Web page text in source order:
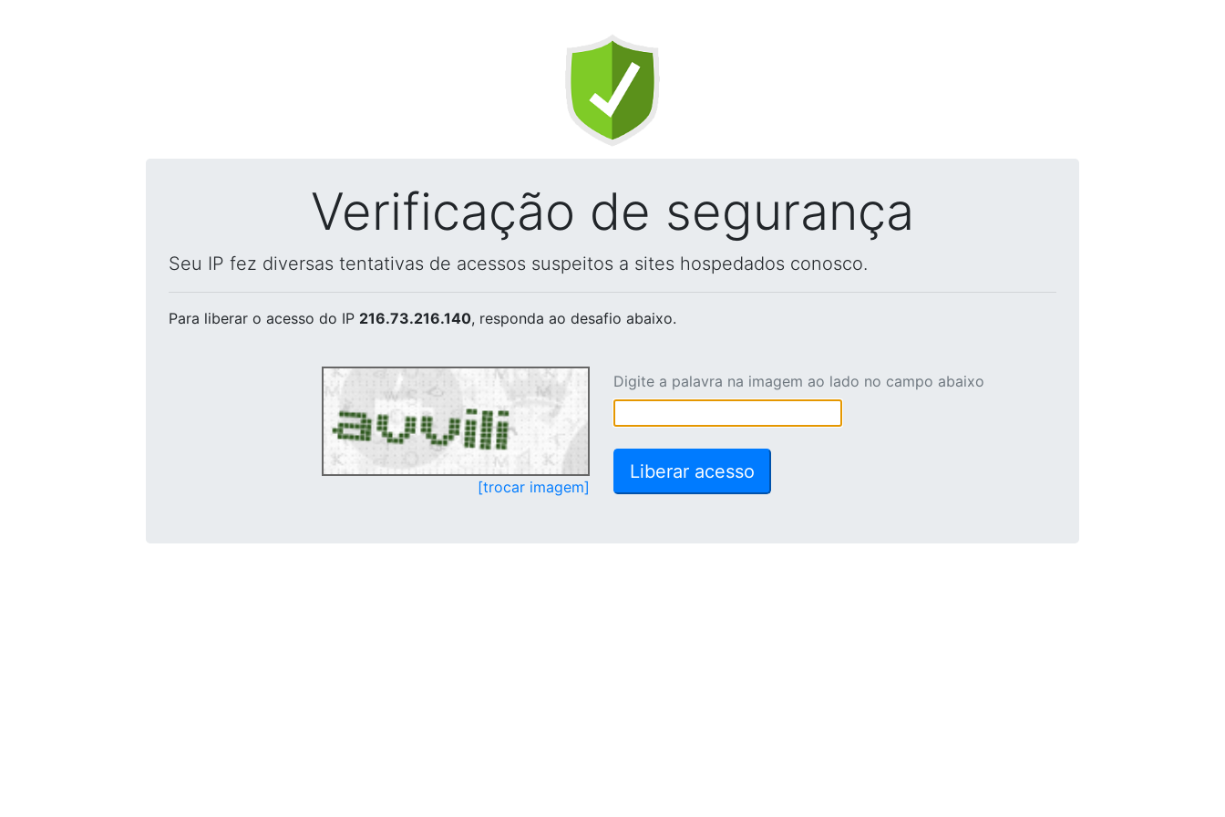
Verificação de segurança
Seu IP fez diversas tentativas de acessos suspeitos a sites hospedados conosco.
Para liberar o acesso do IP 216.73.216.140, responda ao desafio abaixo.
[trocar imagem]
Digite a palavra na imagem ao lado no campo abaixo